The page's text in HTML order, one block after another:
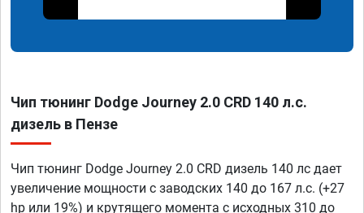
Чип тюнинг Dodge Journey 2.0 CRD 140 л.с.
дизель в Пензе
Чип тюнинг Dodge Journey 2.0 CRD дизель 140 лс дает
увеличение мощности с заводских 140 до 167 л.с. (+27
hp или 19%) и крутящего момента с исходных 310 до